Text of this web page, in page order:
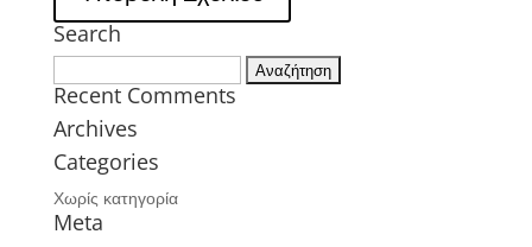
Search
για:
Recent Comments
Archives
Categories
Χωρίς κατηγορία
Meta